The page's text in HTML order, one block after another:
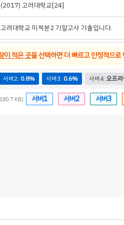
(2017) 고려대학교[24]
고려대학교 미적분2 기말고사 기출입니다.
이 적은 곳을 선택하면 더 빠르고 안정적으로
서버2: 0.8% 서버3: 0.6% 서버4: 오프
KB) 서버1 서버2 서버3